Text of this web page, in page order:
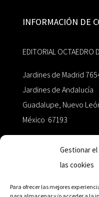
Gestionar
las cookies
Para ofrecer las mejores
INFORMACIÓN DE
EDITORIAL OCTAEDRO
Jardines de Madrid
Jardines de Andalucía
Guadalupe, Nuevo
México 67193
+52 811.499.5638